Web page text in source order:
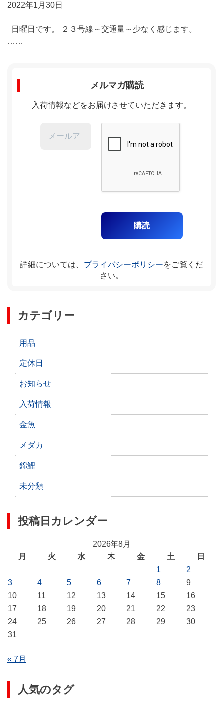
2022年1月30日
日曜日です。 ２３号線～交通量～少なく感じます。
……
メルマガ購読
入荷情報などをお届けさせていただきます。
詳細については、 プライバシーポリシーをご覧くだ
さい。
カテゴリー
用品
定休日
お知らせ
入荷情報
金魚
メダカ
錦鯉
未分類
投稿日カレンダー
2026年8月
月
火 水 木 金 土
日
1
2
3
4 5 6 7 8
9
10
11 12 13 14 15
16
17
18 19 20 21 22
23
24
25 26 27 28 29
30
31
« 7月
人気のタグ